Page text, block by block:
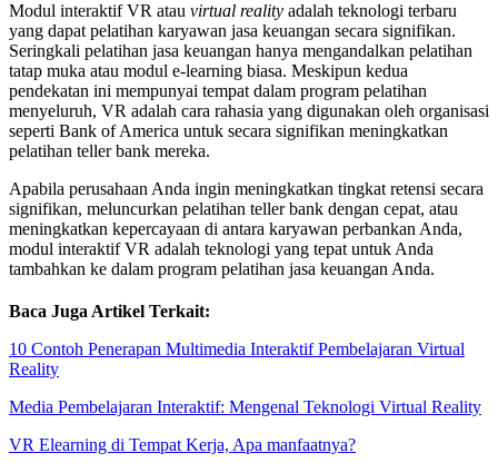
Modul interaktif VR atau virtual reality adalah teknologi terbaru
yang dapat pelatihan karyawan jasa keuangan secara signifikan.
Seringkali pelatihan jasa keuangan hanya mengandalkan pelatihan
tatap muka atau modul e-learning biasa. Meskipun kedua
pendekatan ini mempunyai tempat dalam program pelatihan
menyeluruh, VR adalah cara rahasia yang digunakan oleh organisasi
seperti Bank of America untuk secara signifikan meningkatkan
pelatihan teller bank mereka.
Apabila perusahaan Anda ingin meningkatkan tingkat retensi secara
signifikan, meluncurkan pelatihan teller bank dengan cepat, atau
meningkatkan kepercayaan di antara karyawan perbankan Anda,
modul interaktif VR adalah teknologi yang tepat untuk Anda
tambahkan ke dalam program pelatihan jasa keuangan Anda.
Baca Juga Artikel Terkait:
10 Contoh Penerapan Multimedia Interaktif Pembelajaran Virtual
Reality
Media Pembelajaran Interaktif: Mengenal Teknologi Virtual Reality
VR Elearning di Tempat Kerja, Apa manfaatnya?